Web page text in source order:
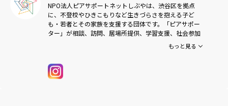
NPO法人ピアサポートネットしぶやは、渋谷区を拠点
に、不登校やひきこもりなど生きづらさを抱える子ど
も・若者とその家族を支援する団体です。「ピアサポー
ター」が相談、訪問、居場所提供、学習支援、社会参加
の促進などを行い、地域と連携しながら孤立の予防と自
本イベントを支援しています。
もっと見る